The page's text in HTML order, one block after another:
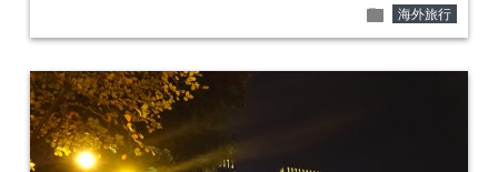
folder 海外旅行